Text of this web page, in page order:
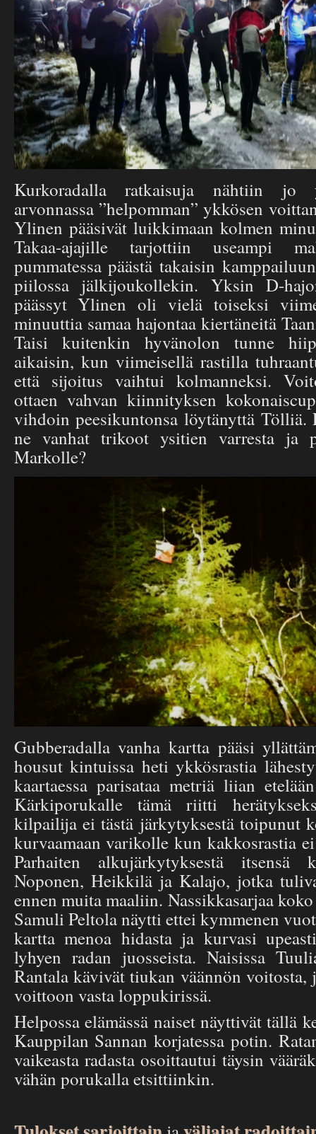
Kurkoradalla ratkaisuja nähtiin jo
arvonnassa ”helpomman” ykkösen
Ylinen pääsivät luikkimaan kolmen
Takaa-ajajille tarjottiin useampi
pummatessa päästä takaisin
piilossa jälkijoukollekin. Yksin D-
päässyt Ylinen oli vielä toiseksi
minuuttia samaa hajontaa kiertäneitä
Taisi kuitenkin hyvänolon tunne
aikaisin, kun viimeisellä rastilla
että sijoitus vaihtui kolmanneksi.
ottaen vahvan kiinnityksen
vihdoin peesikuntonsa löytänyttä
ne vanhat trikoot ysitien varresta ja
Markolle?
Gubberadalla vanha kartta pääsi
housut kintuissa heti ykkösrastia
kaartaessa parisataa metriä liian
Kärkiporukalle tämä riitti
kilpailija ei tästä järkytyksestä toipunut
kurvaamaan varikolle kun kakkosrastia
Parhaiten alkujärkytyksestä itsensä
Noponen, Heikkilä ja Kalajo, jotka
ennen muita maaliin. Nassikkasarjaa
Samuli Peltola näytti ettei kymmenen
kartta menoa hidasta ja kurvasi
lyhyen radan juosseista. Naisissa
Rantala kävivät tiukan väännön
voittoon vasta loppukirissä.
Helpossa elämässä naiset näyttivät tällä
Kauppilan Sannan korjatessa potin.
vaikeasta radasta osoittautui täysin
vähän porukalla etsittiinkin.